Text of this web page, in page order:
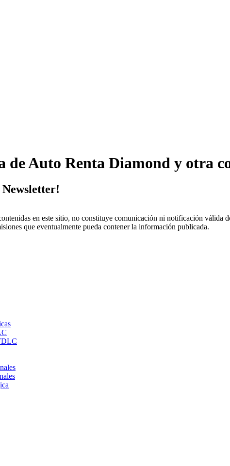
de Auto Renta Diamond y otra
Newsletter!
en este sitio, no constituye comunicación ni notificación válida
que eventualmente pueda contener la información publicada.